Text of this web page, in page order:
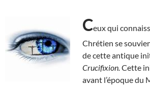
Ceux qui
Chrétien se
de cette antique
Crucifixion. Cette
avant l’époque du